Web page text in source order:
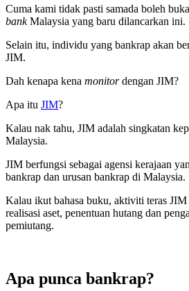
Cuma kami tidak pasti samada boleh
bankMalaysia yang baru dilancarkan ini.
Selain itu, individu yang bankrap akan
JIM.
Dah kenapa kena monitordengan JIM?
Apa itu JIM?
Kalau nak tahu, JIM adalah singkatan
Malaysia.
JIM berfungsi sebagai agensi kerajaan
bankrap dan urusan bankrap di Malaysia.
Kalau ikut bahasa buku, aktiviti teras JIM
realisasi aset, penentuan hutang dan
pemiutang.
Apa punca bankrap?